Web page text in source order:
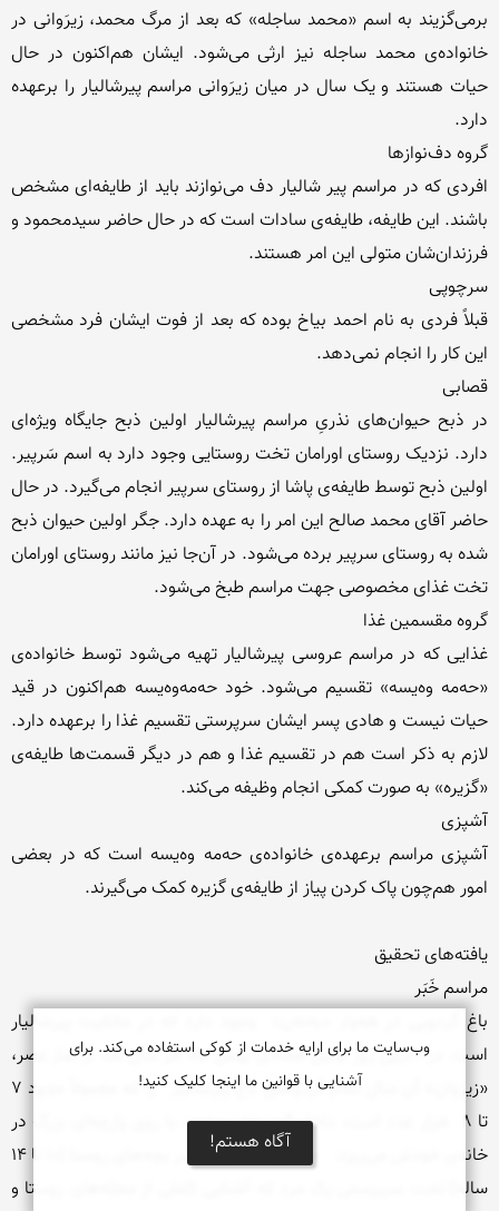
وب‌سایت ما برای ارایه خدمات از کوکی استفاده می‌کند. برای
آشنایی با قوانین ما اینجا کلیک کنید!
آگاه هستم!